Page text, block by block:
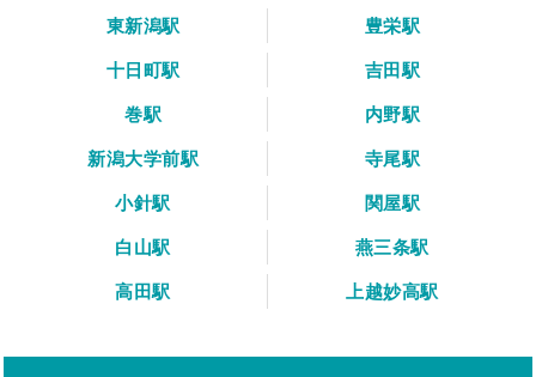
東新潟駅
豊栄駅
十日町駅
吉田駅
巻駅
内野駅
新潟大学前駅
寺尾駅
小針駅
関屋駅
白山駅
燕三条駅
高田駅
上越妙高駅